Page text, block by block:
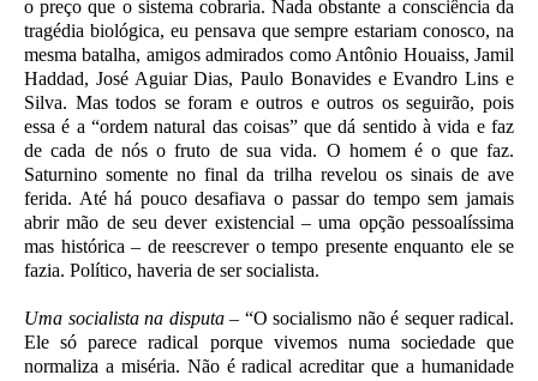
o preço que o sistema cobraria. Nada obstante a consciência da
tragédia biológica, eu pensava que sempre estariam conosco, na
mesma batalha, amigos admirados como Antônio Houaiss, Jamil
Haddad, José Aguiar Dias, Paulo Bonavides e Evandro Lins e
Silva. Mas todos se foram e outros e outros os seguirão, pois
essa é a “ordem natural das coisas” que dá sentido à vida e faz
de cada de nós o fruto de sua vida. O homem é o que faz.
Saturnino somente no final da trilha revelou os sinais de ave
ferida. Até há pouco desafiava o passar do tempo sem jamais
abrir mão de seu dever existencial – uma opção pessoalíssima
mas histórica – de reescrever o tempo presente enquanto ele se
fazia. Político, haveria de ser socialista.
Uma socialista na disputa– “O socialismo não é sequer radical.
Ele só parece radical porque vivemos numa sociedade que
normaliza a miséria. Não é radical acreditar que a humanidade